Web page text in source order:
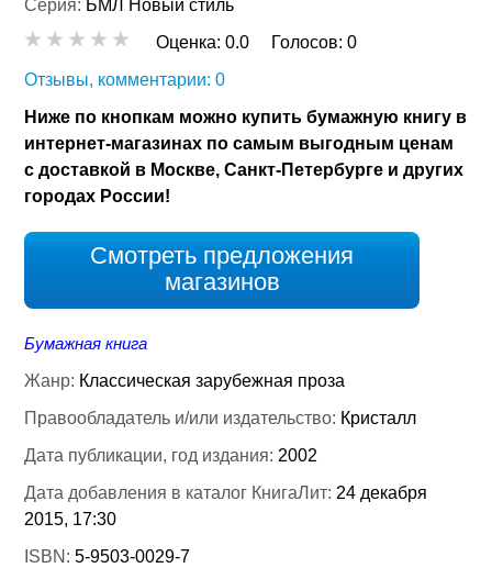
Серия: БМЛ Новый стиль
Оценка:0.0 Голосов:0
Отзывы, комментарии: 0
Ниже по кнопкам можно купить бумажную книгу в
интернет-магазинах по самым выгодным ценам
с доставкой в Москве, Санкт-Петербурге и других
городах России!
Смотреть предложения
магазинов
Бумажная книга
Жанр: Классическая зарубежная проза
Правообладатель и/или издательство: Кристалл
Дата публикации, год издания: 2002
Дата добавления в каталог КнигаЛит: 24 декабря
2015, 17:30
ISBN:5-9503-0029-7